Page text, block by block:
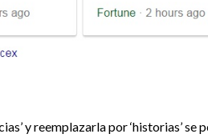
y reemplazarla por ‘historias’